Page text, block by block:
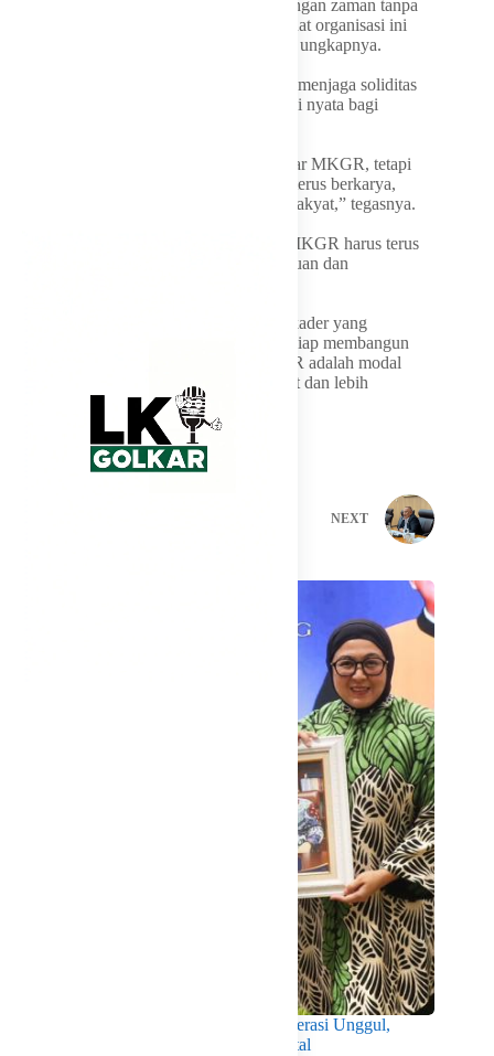
‎”MKGR selalu hadir mengikuti perkembangan zaman tanpa
meninggalkan jati dirinya. Itu yang membuat organisasi ini
tetap relevan dan dibutuhkan masyarakat,” ungkapnya.
‎Wihaji juga mengajak seluruh kader untuk menjaga soliditas
organisasi sekaligus memperkuat kontribusi nyata bagi
‎”Jangan hanya bangga dengan sejarah besar MKGR, tetapi
jadikan sejarah itu sebagai motivasi untuk terus berkarya,
mengabdi, dan memberikan manfaat bagi rakyat,” tegasnya.
‎Lebih lanjut, Wihaji menekankan bahwa MKGR harus terus
menjadi rumah besar bagi semangat persatuan dan
‎”MKGR harus mampu melahirkan kader-kader yang
berintegritas, berjiwa gotong royong, dan siap membangun
bangsa. Sejarah besar yang dimiliki MKGR adalah modal
untuk menatap masa depan yang lebih kuat dan lebih
bermanfaat bagi Indonesia,” tandasnya.
NEXT
Wabup Intan Dorong Mahasiswa Jadi Generasi Unggul,
Berkarakter dan Sadar Hukum di Era Digital